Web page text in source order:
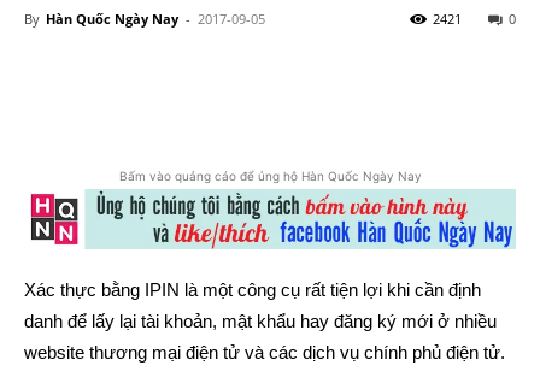
By Hàn Quốc Ngày Nay - 2017-09-05 0
2421
Bấm vào quảng cáo để ủng hộ Hàn Quốc Ngày Nay
Xác thực bằng IPIN là một công cụ rất tiện lợi khi cần định
danh để lấy lại tài khoản, mật khẩu hay đăng ký mới ở nhiều
website thương mại điện tử và các dịch vụ chính phủ điện tử.